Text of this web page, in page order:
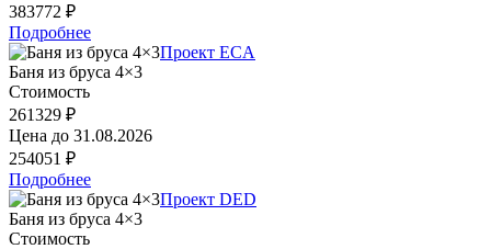
383772 ₽
Подробнее
Проект ECA
Баня из бруса 4×3
Стоимость
261329 ₽
Цена до 31.08.2026
254051 ₽
Подробнее
Проект DED
Баня из бруса 4×3
Стоимость